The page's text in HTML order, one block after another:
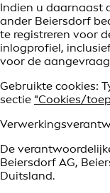
Indien u daarnaast
ander Beiersdorf
te registreren voor
inlogprofiel,
voor de
Gebruikte cookies:
sectie "Cookies/
De
Beiersdorf AG,
Duitsland.